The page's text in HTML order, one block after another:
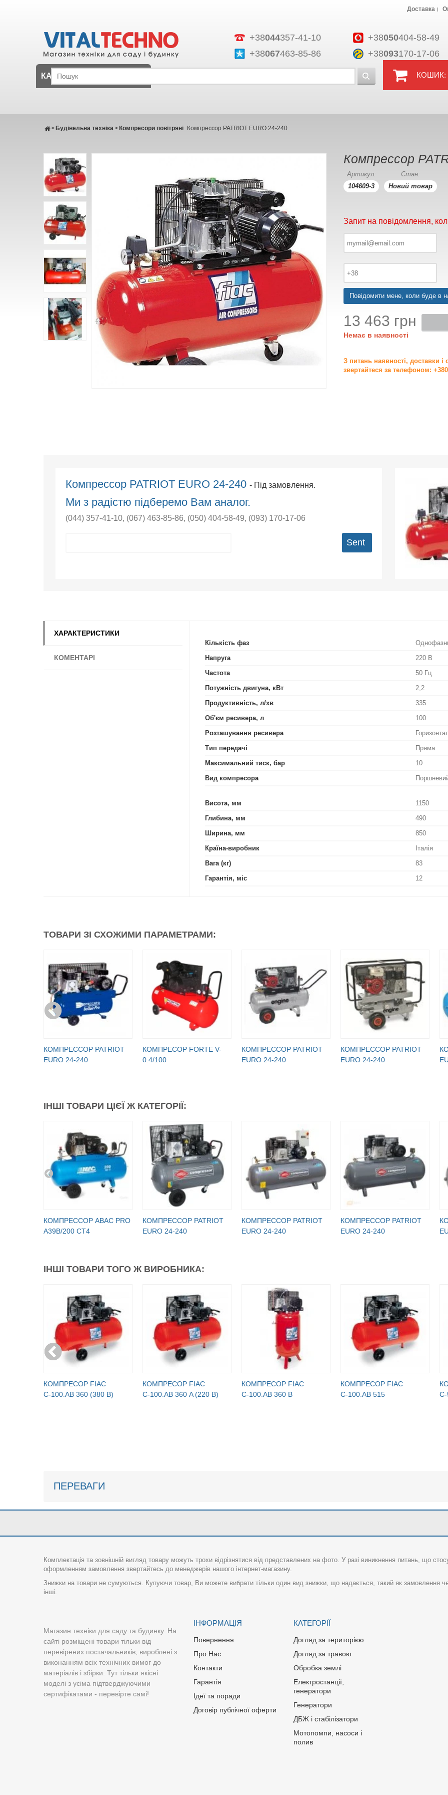
+38044357-41-10 +38050404-58-49
+38067463-85-86 +38093170-17-06
Доставка
КОШИК:
КАТАЛОГ
Будівельна техніка
> Компресори повітряні
> Компрессор PATRIOT EURO 24-240
Компрессор
Артикул:
104609-3
Стан:
Новий товар
Запит на повідомлення,
Повідомити мене, коли буде в
13 463 грн
Немає в наявності
З питань наявності, доставки і
звертайтеся за телефоном:
Компрессор PATRIOT EURO 24-240- Під замовлення.
Ми з радістю підберемо Вам аналог.
(044) 357-41-10, (067) 463-85-86, (050) 404-58-49, (093) 170-17-06
Sent
ХАРАКТЕРИСТИКИ
КОМЕНТАРІ
Кількість фаз
Напруга
220 В
Частота
50 Гц
Потужність двигуна, кВт
2,2
Продуктивність, л/хв
335
Об'єм ресивера, л
100
Розташування ресивера
Тип передачі
Пряма
Максимальний тиск, бар
10
Вид компресора
Висота, мм
1150
Глибина, мм
490
Ширина, мм
850
Країна-виробник
Італія
Вага (кг)
83
Гарантія, міс
12
ТОВАРИ ЗІ СХОЖИМИ ПАРАМЕТРАМИ:
КОМПРЕССОР PATRIOT
EURO 24-240
КОМПРЕСОР FORTE V-
0.4/100
КОМПРЕССОР PATRIOT
EURO 24-240
КОМПРЕССОР PATRIOT
EURO 24-240
ІНШІ ТОВАРИ ЦІЄЇ Ж КАТЕГОРІЇ:
КОМПРЕССОР ABAC PRO
A39B/200 CT4
КОМПРЕССОР PATRIOT
EURO 24-240
КОМПРЕССОР PATRIOT
EURO 24-240
КОМПРЕССОР PATRIOT
EURO 24-240
ІНШІ ТОВАРИ ТОГО Ж ВИРОБНИКА:
КОМПРЕСОР FIAC
С-100.АВ 360 (380 В)
КОМПРЕСОР FIAC
С-100.АВ 360 A (220 В)
КОМПРЕСОР FIAC
С-100.АВ 360 В
КОМПРЕСОР FIAC
С-100.АВ 515
С-
ПЕРЕВАГИ
Комплектація та зовнішній вигляд товару можуть трохи відрізнятися від представлених на фото. У разі виникнення питань, що
оформленням замовлення звертайтесь до менеджерів нашого інтернет-магазину.
Знижки на товари не сумуються. Купуючи товар, Ви можете вибрати тільки один вид знижки, що надається, такий як замовлення
інші.
Магазин техніки для саду та будинку. На
сайті розміщені товари тільки від
перевірених постачальників, вироблені з
виконанням всіх технічних вимог до
матеріалів і збірки. Тут тільки якісні
моделі з усіма підтверджуючими
сертифікатами - перевірте самі!
ІНФОРМАЦІЯ
Повернення
Про Нас
Контакти
Гарантія
Ідеї та поради
Договір публічної оферти
КАТЕГОРІЇ
Догляд за територією
Догляд за травою
Обробка землі
Електростанції,
генератори
Генератори
ДБЖ і стабілізатори
Мотопомпи, насоси і
полив